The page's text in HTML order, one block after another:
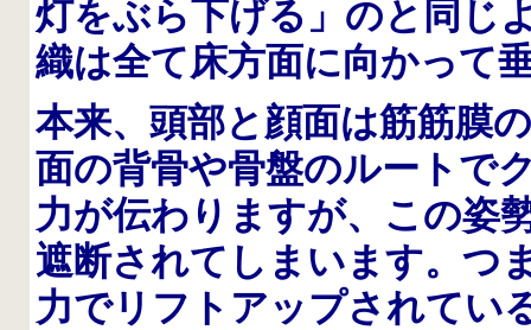
灯をぶら下げる」のと同じ
織は全て床方面に向かって
本来、頭部と顔面は筋筋膜
面の背骨や骨盤のルートで
力が伝わりますが、この姿
遮断されてしまいます。つ
力でリフトアップされてい